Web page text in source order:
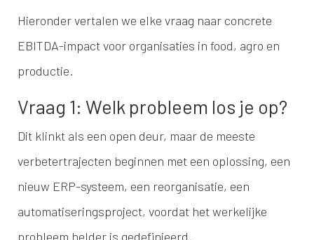
Hieronder vertalen we elke vraag naar concrete
EBITDA-impact voor organisaties in food, agro en
productie.
Vraag 1: Welk probleem los je op?
Dit klinkt als een open deur, maar de meeste
verbetertrajecten beginnen met een oplossing, een
nieuw ERP-systeem, een reorganisatie, een
automatiseringsproject, voordat het werkelijke
probleem helder is gedefinieerd.